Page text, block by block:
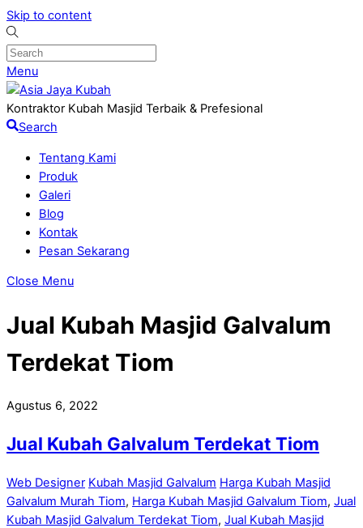
Skip to content
Menu
Kontraktor Kubah Masjid Terbaik & Prefesional
Search
Tentang Kami
Produk
Galeri
Blog
Kontak
Pesan Sekarang
Close Menu
Jual Kubah Masjid Galvalum
Terdekat Tiom
Agustus 6, 2022
Jual Kubah Galvalum Terdekat Tiom
Web Designer Kubah Masjid Galvalum Harga Kubah Masjid
Galvalum Murah Tiom, Harga Kubah Masjid Galvalum Tiom, Jual
Kubah Masjid Galvalum Terdekat Tiom, Jual Kubah Masjid